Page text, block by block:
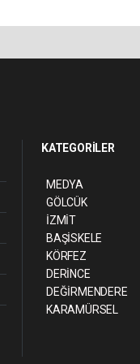
KATEGORİLER
MEDYA
GÖLCÜK
İZMİT
BAŞİSKELE
KÖRFEZ
DERİNCE
DEĞİRMENDERE
KARAMÜRSEL